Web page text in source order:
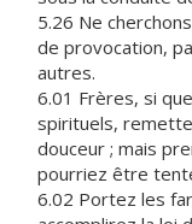
5.26 Ne
de provocation,
autres.
6.01 Frères, si
spirituels,
douceur ; mais
pourriez être
6.02 Portez les